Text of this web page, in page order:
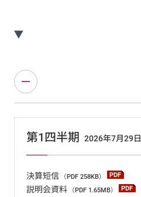
第1四半期 2026年7月29日
決算短信 （PDF 258KB）
説明会資料 （PDF 1.65MB）